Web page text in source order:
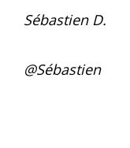
Sébastien D.
@Sébastien